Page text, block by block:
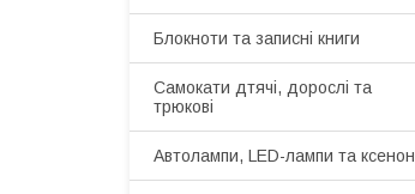
Блокноти та записні книги
Самокати дтячі, дорослі та
трюкові
Автолампи, LED-лампи та ксенон